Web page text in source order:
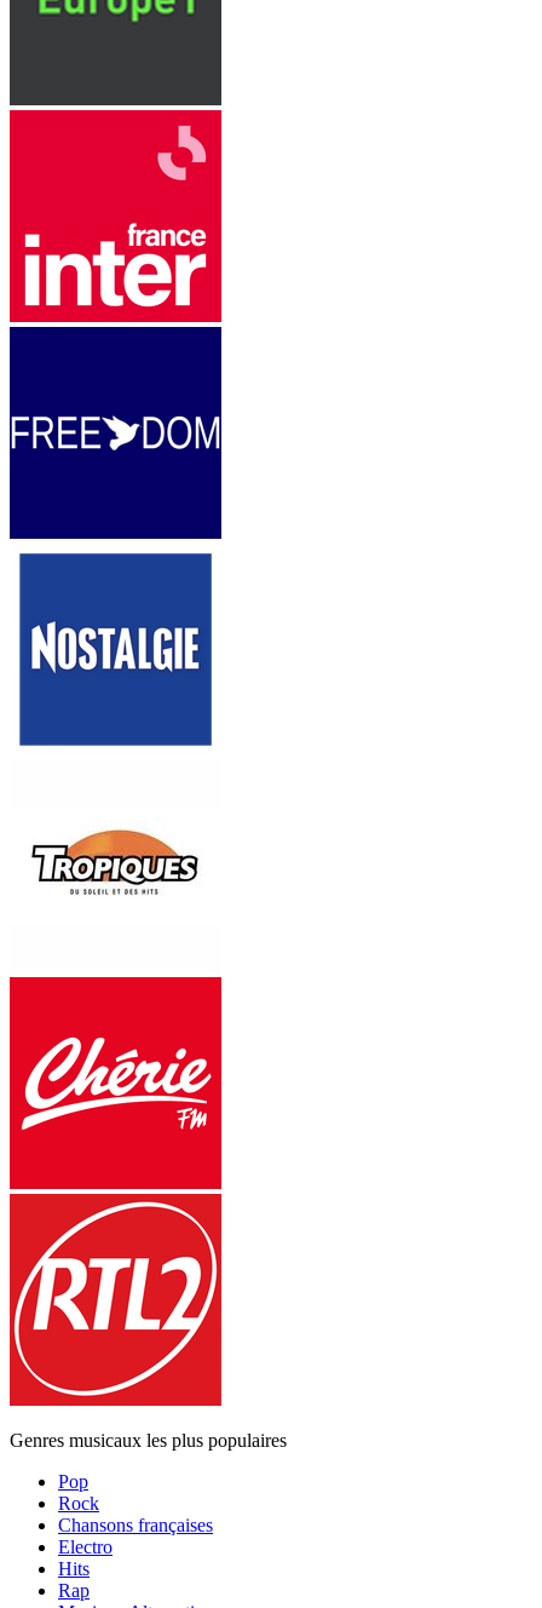
Genres musicaux les plus populaires
Pop
Rock
Chansons françaises
Electro
Hits
Rap